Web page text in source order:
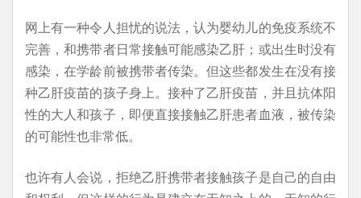
网上有一种令人担忧的说法，认为婴幼儿的免疫系统不
完善，和携带者日常接触可能感染乙肝；或出生时没有
感染，在学龄前被携带者传染。但这些都发生在没有接
种乙肝疫苗的孩子身上。接种了乙肝疫苗，并且抗体阳
性的大人和孩子，即便直接接触乙肝患者血液，被传染
的可能性也非常低。
也许有人会说，拒绝乙肝携带者接触孩子是自己的自由